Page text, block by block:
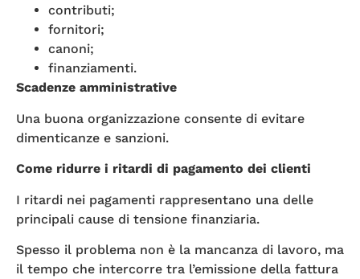
contributi;
fornitori;
canoni;
finanziamenti.
Scadenze amministrative
Una buona organizzazione consente di evitare
dimenticanze e sanzioni.
Come ridurre i ritardi di pagamento dei clienti
I ritardi nei pagamenti rappresentano una delle
principali cause di tensione finanziaria.
Spesso il problema non è la mancanza di lavoro, ma
il tempo che intercorre tra l’emissione della fattura